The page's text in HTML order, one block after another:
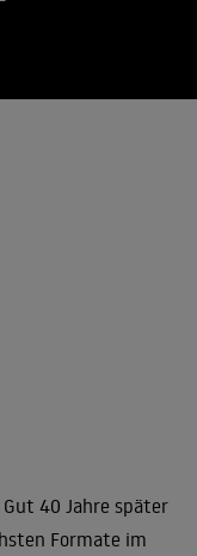
Gut 40 Jahre später
Formate im